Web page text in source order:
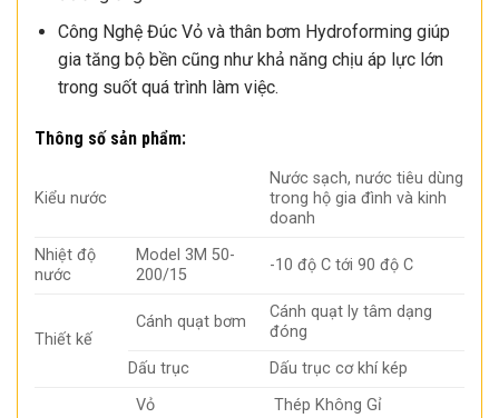
Công Nghệ Đúc Vỏ và thân bơm Hydroforming giúp
gia tăng bộ bền cũng như khả năng chịu áp lực lớn
trong suốt quá trình làm việc.
Thông số sản phẩm:
Kiểu nước
Nước sạch, nước tiêu dùng
trong hộ gia đình và kinh
doanh
Nhiệt độ
nước
Model 3M 50-
200/15
-10 độ C tới 90 độ C
Thiết kế
Cánh quạt bơm
Cánh quạt ly tâm dạng
đóng
Dấu trục
Dấu trục cơ khí kép
Vỏ
Thép Không Gỉ